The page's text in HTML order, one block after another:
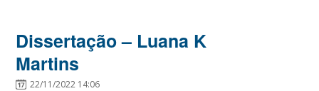
Dissertação – Luana K
Martins
22/11/2022 14:06